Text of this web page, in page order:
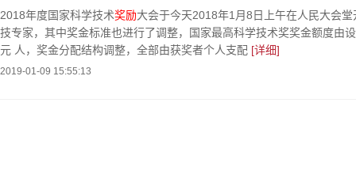
2018年度国家科学技术奖励大会于今天2018年1月8日上午在人民大会
技专家，其中奖金标准也进行了调整，国家最高科学技术奖奖金额度由
元 人，奖金分配结构调整，全部由获奖者个人支配 [详细]
2019-01-09 15:55:13